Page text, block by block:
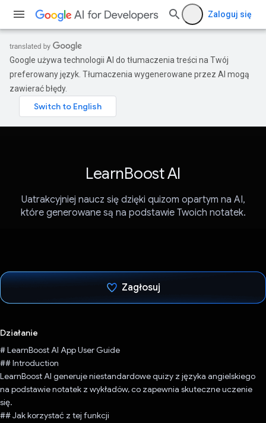
Zaloguj się
Google używa technologii AI do tłumaczenia treści na Twój
preferowany język. Tłumaczenia wygenerowane przez AI mogą
zawierać błędy.
LearnBoost AI
Uatrakcyjniej naucz się dzięki quizom opartym na AI,
które generowane są na podstawie Twoich notatek.
Zagłosuj
Działanie
# LearnBoost AI App User Guide
## Introduction
LearnBoost AI generuje niestandardowe quizy z języka angielskiego
na podstawie notatek z wykładów, co zapewnia skuteczne uczenie
się.
## Jak korzystać z tej funkcji